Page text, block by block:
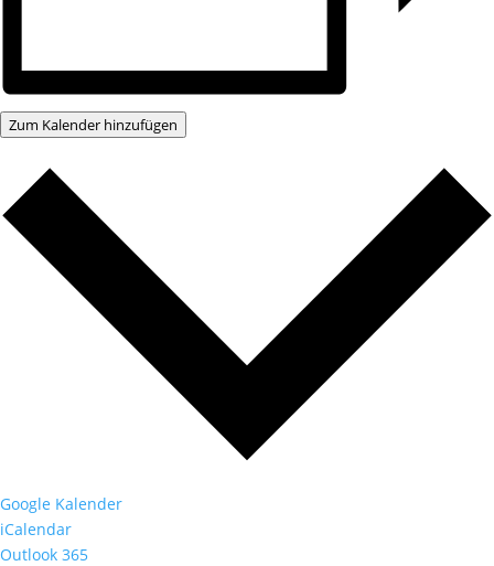
Zum Kalender hinzufügen
Google Kalender
iCalendar
Outlook 365